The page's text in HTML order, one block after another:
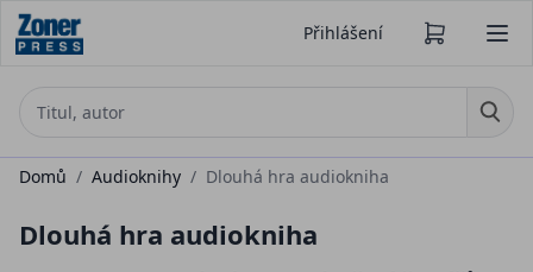
Přihlášení
Domů / Audioknihy / Dlouhá hra audiokniha
Dlouhá hra audiokniha